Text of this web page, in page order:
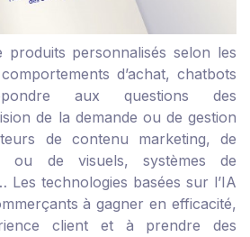
produits personnalisés selon les
d’achat, chatbots
aux questions des
de la demande ou de gestion
de contenu marketing, de
ou de visuels, systèmes de
Les technologies basées sur l’IA
à gagner en efficacité,
client et à prendre des